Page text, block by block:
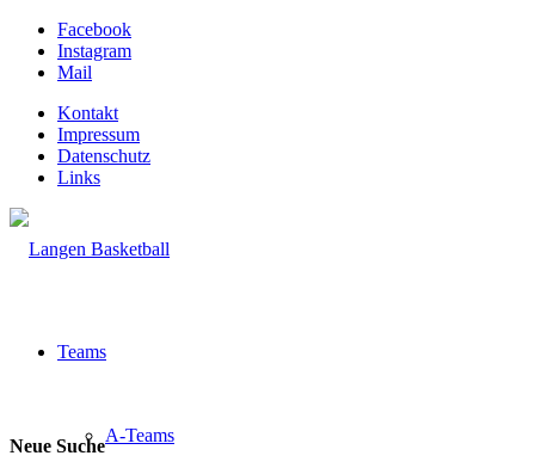
Facebook
Instagram
Mail
Kontakt
Impressum
Datenschutz
Links
Teams
A-Teams
Neue Suche